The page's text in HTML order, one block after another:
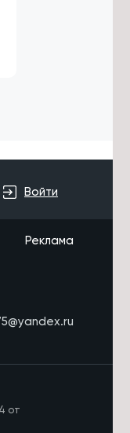
Войти
Реклама
от